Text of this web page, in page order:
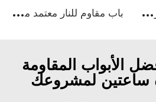
أ
بواب صلبة مقاومة للنار مع شهادة UL لمشاريع البناء، أبواب مخرج طوارئ فارغة المعدن ب
اب مقاوم للنار معتمد من UL ومصنف لمدة 3 ساعات، أبواب شقق مقاومة للنار
الأبواب المقاومة
ساعتين لمشروعك